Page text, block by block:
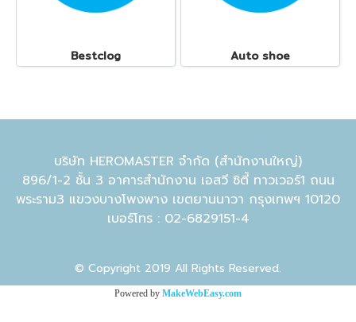
Bestclog Auto shoe
บริษัท HEROMASTER จำกัด (สำนักงานใหญ่)
896/1-2 ชั้น 3 อาคารสำนักงาน เอสวี ซิตี้ ทาวเวอร์1 ถนน
พระราม3 แขวงบางโพงพาง เขตยานนาวา กรุงเทพฯ 10120
เบอร์โทร : 02-6829151-4
© Copyright 2019 All Rights Reserved.
Powered by MakeWebEasy.com